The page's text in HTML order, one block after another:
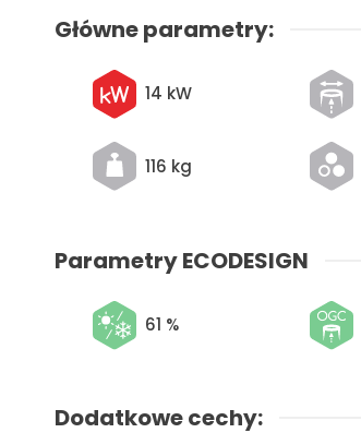
Główne parametry:
14 kW
116 kg
Parametry ECODESIGN
61 %
Dodatkowe cechy: